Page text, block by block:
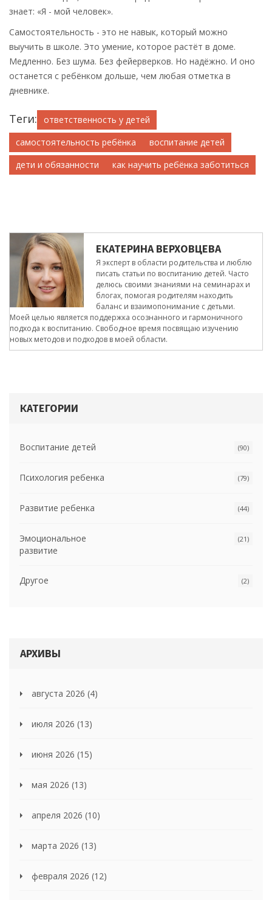
знает: «Я - мой человек».
Самостоятельность - это не навык, который можно
выучить в школе. Это умение, которое растёт в доме.
Медленно. Без шума. Без фейерверков. Но надёжно. И оно
останется с ребёнком дольше, чем любая отметка в
дневнике.
Теги:
ответственность у детей
самостоятельность ребёнка
воспитание детей
дети и обязанности
как научить ребёнка заботиться
ЕКАТЕРИНА ВЕРХОВЦЕВА
Я эксперт в области родительства и люблю
писать статьи по воспитанию детей. Часто
делюсь своими знаниями на семинарах и
блогах, помогая родителям находить
баланс и взаимопонимание с детьми.
Моей целью является поддержка осознанного и гармоничного
подхода к воспитанию. Свободное время посвящаю изучению
новых методов и подходов в моей области.
КАТЕГОРИИ
Воспитание детей (90)
Психология ребенка (79)
Развитие ребенка (44)
Эмоциональное
развитие
(21)
Другое (2)
АРХИВЫ
августа 2026 (4)
июля 2026 (13)
июня 2026 (15)
мая 2026 (13)
апреля 2026 (10)
марта 2026 (13)
февраля 2026 (12)